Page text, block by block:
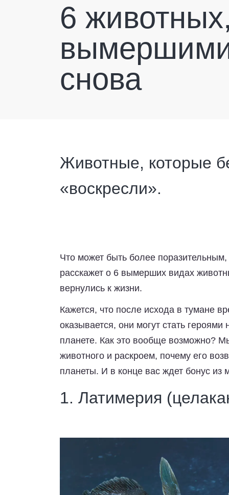
6
снова
Животные, которые
«воскресли».
Что может быть более
расскажет о 6 вымерших видах
вернулись к жизни.
Кажется, что после исхода в тумане
оказывается, они могут стать
планете. Как это вообще возможно?
животного и раскроем, почему его
планеты. И в конце вас ждет бонус из
1. Латимерия